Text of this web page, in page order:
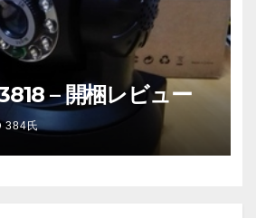
– 開梱レビュー
384氏